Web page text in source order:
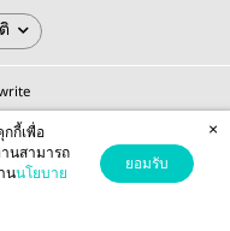
Public Company Limited
กี้เพื่อ
นสามารถ
นนโยบาย
ยอมรับ
×